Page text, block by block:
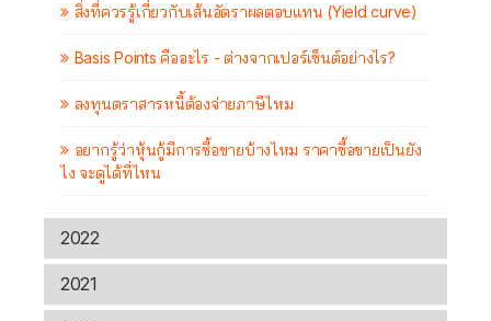
สิ่งที่ควรรู้เกี่ยวกับเส้นอัตราผลตอบแทน (Yield curve)
Basis Points คืออะไร - ต่างจากเปอร์เซ็นต์อย่างไร?
ลงทุนตราสารหนี้ต้องจ่ายภาษีไหม
อยากรู้ว่าหุ้นกู้มีการซื้อขายบ้างไหม ราคาซื้อขายเป็นยัง
ไง จะดูได้ที่ไหน
2022
2021